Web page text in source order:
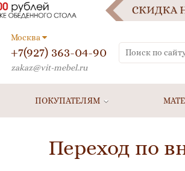
Москва
+7(927) 363-04-90
zakaz@vit-mebel.ru
ПОКУПАТЕЛЯМ
Переход по